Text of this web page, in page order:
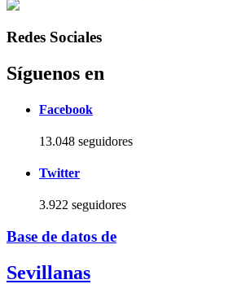
Redes Sociales
Síguenos en
Facebook
13.048 seguidores
Twitter
3.922 seguidores
Base de datos de
Sevillanas